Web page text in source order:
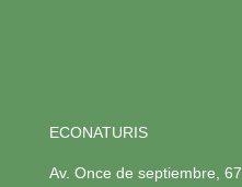
ECONATURIS
Av. Once de septiembre, 67